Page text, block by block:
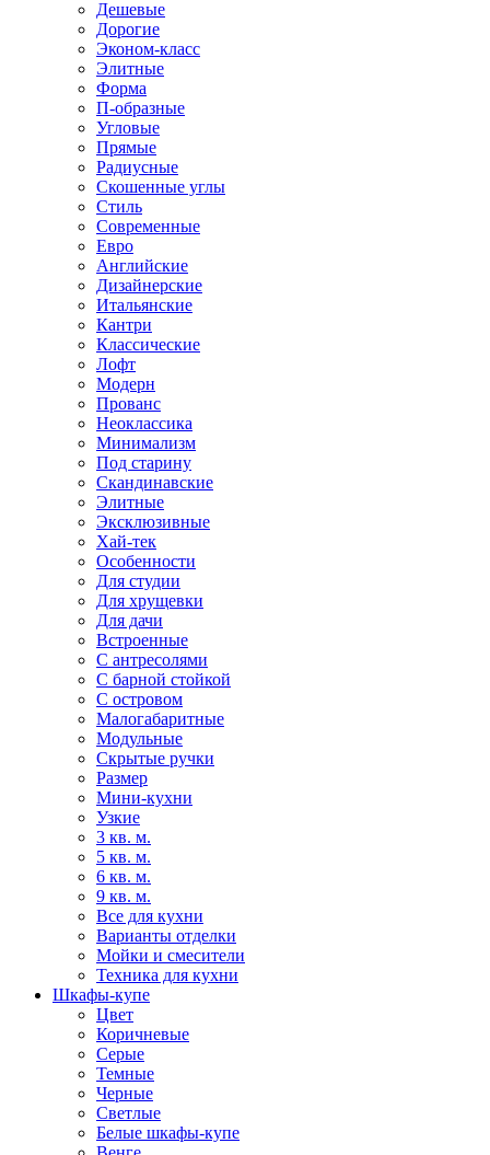
Дешевые
Дорогие
Эконом-класс
Элитные
Форма
П-образные
Угловые
Прямые
Радиусные
Скошенные углы
Стиль
Современные
Евро
Английские
Дизайнерские
Итальянские
Кантри
Классические
Лофт
Модерн
Прованс
Неоклассика
Минимализм
Под старину
Скандинавские
Элитные
Эксклюзивные
Хай-тек
Особенности
Для студии
Для хрущевки
Для дачи
Встроенные
С антресолями
С барной стойкой
С островом
Малогабаритные
Модульные
Скрытые ручки
Размер
Мини-кухни
Узкие
3 кв. м.
5 кв. м.
6 кв. м.
9 кв. м.
Все для кухни
Варианты отделки
Мойки и смесители
Техника для кухни
Шкафы-купе
Цвет
Коричневые
Серые
Темные
Черные
Светлые
Белые шкафы-купе